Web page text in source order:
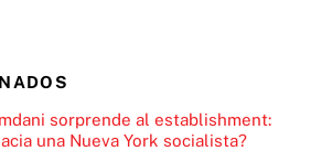
sorprende al establishment:
una Nueva York socialista?